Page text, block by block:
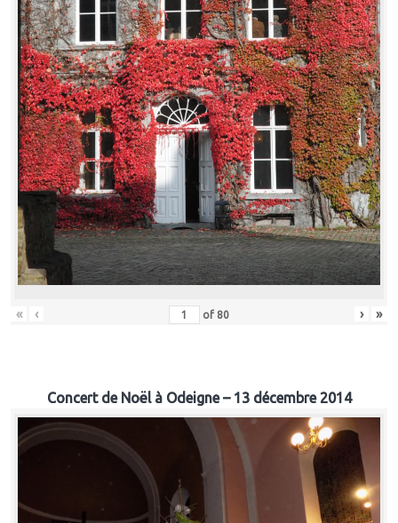
« ‹ of 80 › »
Concert de Noël à Odeigne – 13 décembre 2014